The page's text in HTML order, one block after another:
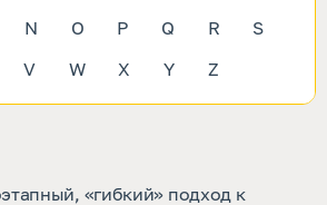
N O P Q R
S
V W X Y Z
«гибкий» подход к